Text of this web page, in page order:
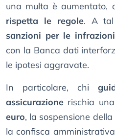
una multa è aumentato,
rispetta le regole. A tal
sanzioni per le
con la Banca dati
le ipotesi aggravate.
In particolare, chi
assicurazione rischia
euro, la sospensione
la confisca